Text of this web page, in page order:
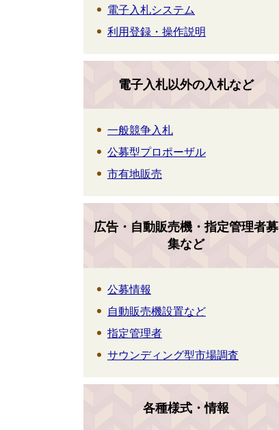
電子入札システム
利用登録・操作説明
電子入札以外の入札など
一般競争入札
公募型プロポーザル
市有地販売
広告・自動販売機・指定管理者募
集など
公募情報
自動販売機設置など
指定管理者
サウンディング型市場調査
各種様式・情報